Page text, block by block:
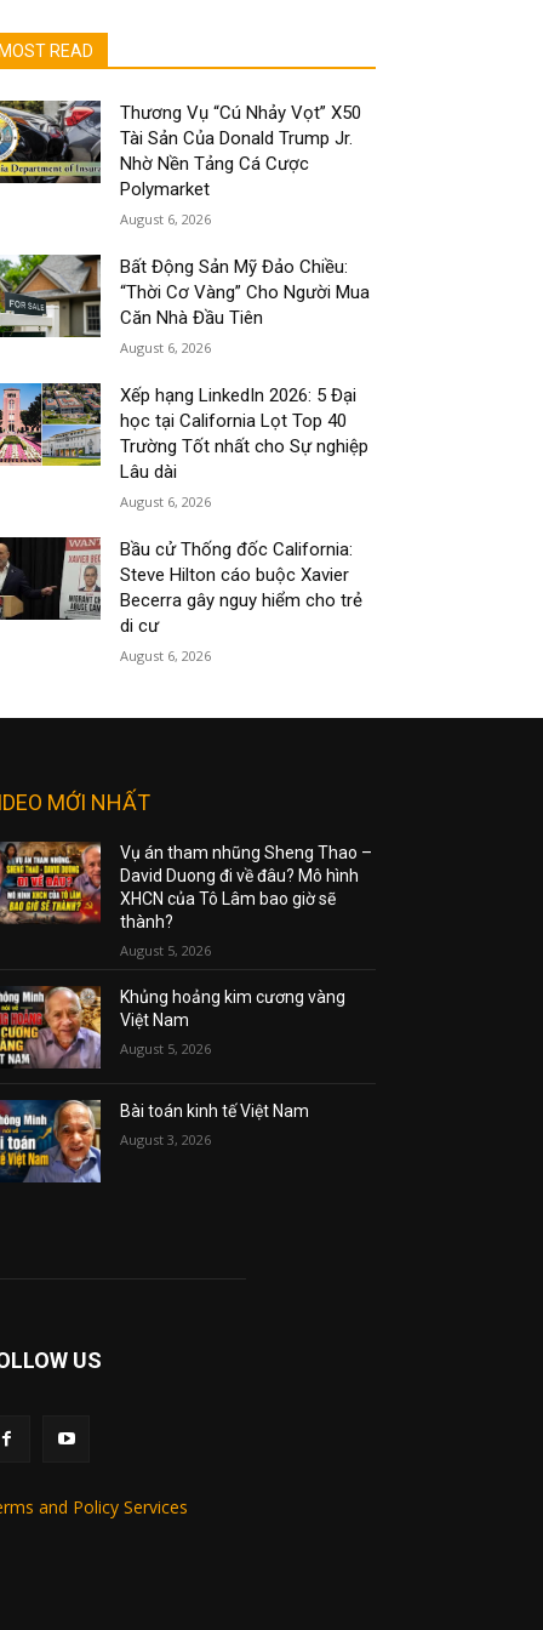
MOST READ
Thương Vụ “Cú Nhảy Vọt” X50
Tài Sản Của Donald Trump Jr.
Nhờ Nền Tảng Cá Cược
Polymarket
August 6, 2026
Bất Động Sản Mỹ Đảo Chiều:
“Thời Cơ Vàng” Cho Người Mua
Căn Nhà Đầu Tiên
August 6, 2026
Xếp hạng LinkedIn 2026: 5 Đại
học tại California Lọt Top 40
Trường Tốt nhất cho Sự nghiệp
Lâu dài
August 6, 2026
Bầu cử Thống đốc California:
Steve Hilton cáo buộc Xavier
Becerra gây nguy hiểm cho trẻ
di cư
August 6, 2026
MỚI NHẤT
Vụ án tham nhũng Sheng Thao –
David Duong đi về đâu? Mô hình
XHCN của Tô Lâm bao giờ sẽ
thành?
August 5, 2026
Khủng hoảng kim cương vàng
Việt Nam
August 5, 2026
Bài toán kinh tế Việt Nam
August 3, 2026
US
and Policy Services